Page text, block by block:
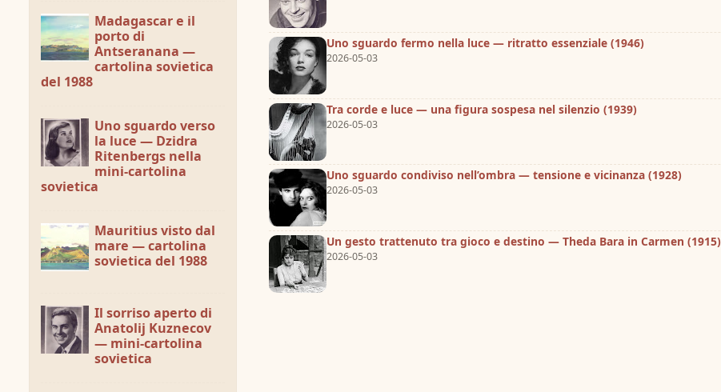
Uno sguardo fermo nella luce — ritratto essenziale (1946)
2026-05-03
Tra corde e luce — una figura sospesa nel silenzio (1939)
2026-05-03
Uno sguardo condiviso nell’ombra — tensione e vicinanza (1928)
2026-05-03
Un gesto trattenuto tra gioco e destino — Theda Bara in Carmen (1915)
2026-05-03
Madagascar e il
porto di
Antseranana —
cartolina sovietica
del 1988
Uno sguardo verso
la luce — Dzidra
Ritenbergs nella
mini-cartolina
sovietica
Mauritius visto dal
mare — cartolina
sovietica del 1988
Il sorriso aperto di
Anatolij Kuznecov
— mini-cartolina
sovietica